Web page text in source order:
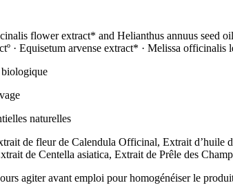
flower extract* and Helianthus annuus seed
· Equisetum arvense extract* · Melissa
biologique
naturelles
de fleur de Calendula Officinal, Extrait d’huile
de Centella asiatica, Extrait de Prêle des
agiter avant emploi pour homogénéiser le